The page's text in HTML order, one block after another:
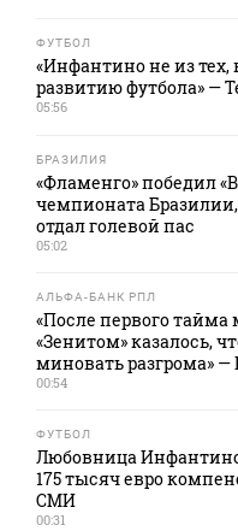
ФУТБОЛ
«Инфантино не из тех,
развитию футбола» —
05:56
БРАЗИЛИЯ
«Фламенго» победил
чемпионата
отдал голевой пас
05:02
АЛЬФА-БАНК РПЛ
«После первого тайма
«Зенитом» казалось,
миновать разгрома»
00:54
ФУТБОЛ
Любовница
175 тысяч евро
СМИ
00:31